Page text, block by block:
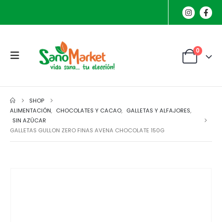
0
SHOP
ALIMENTACIÓN, CHOCOLATES Y CACAO, GALLETAS Y ALFAJORES,
SIN AZÚCAR
GALLETAS GULLON ZERO FINAS AVENA CHOCOLATE 150G